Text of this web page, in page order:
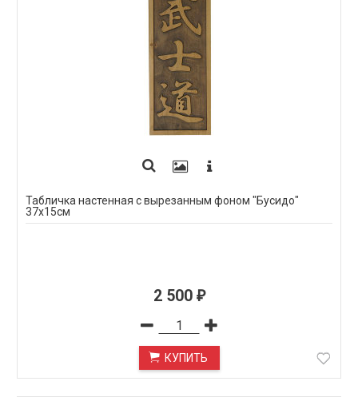
Табличка настенная с вырезанным фоном "Бусидо"
37х15см
2 500 ₽
КУПИТЬ